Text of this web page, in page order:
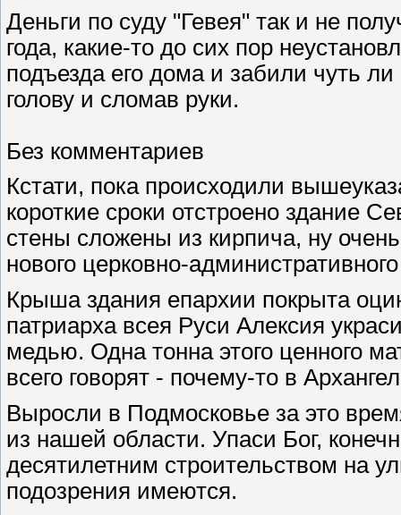
Деньги по суду "Гевея" так и не
года, какие-то до сих пор
подъезда его дома и забили чуть
голову и сломав руки.
Без комментариев
Кстати, пока происходили
короткие сроки отстроено здание
стены сложены из кирпича, ну
нового церковно-
Крыша здания епархии покрыта
патриарха всея Руси Алексия
медью. Одна тонна этого ценного
всего говорят - почему-то в
Выросли в Подмосковье за это
из нашей области. Упаси Бог,
десятилетним строительством на
подозрения имеются.